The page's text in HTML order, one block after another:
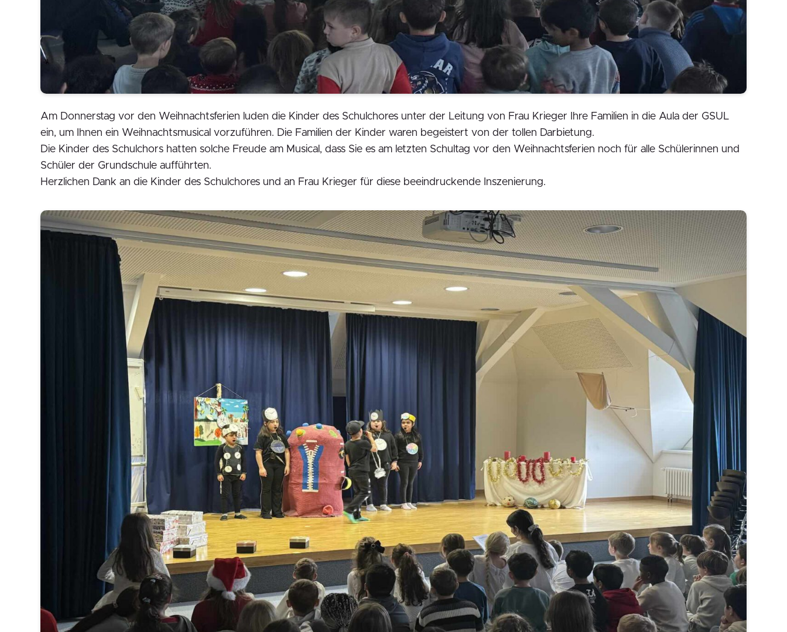
Am Donnerstag vor den Weihnachtsferien luden die Kinder des Schulchores unter der Leitung von Frau Krieger Ihre Familien in die Aula der GSUL
ein, um Ihnen ein Weihnachtsmusical vorzuführen. Die Familien der Kinder waren begeistert von der tollen Darbietung.
Die Kinder des Schulchors hatten solche Freude am Musical, dass Sie es am letzten Schultag vor den Weihnachtsferien noch für alle Schülerinnen und
Schüler der Grundschule aufführten.
Herzlichen Dank an die Kinder des Schulchores und an Frau Krieger für diese beeindruckende Inszenierung.